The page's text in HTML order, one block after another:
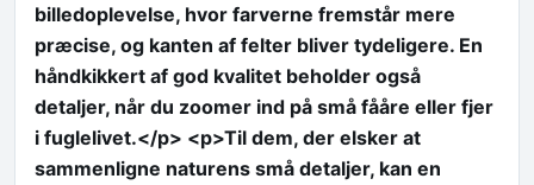
billedoplevelse, hvor farverne fremstår mere
præcise, og kanten af felter bliver tydeligere. En
håndkikkert af god kvalitet beholder også
detaljer, når du zoomer ind på små fååre eller fjer
i fuglelivet.</p> <p>Til dem, der elsker at
sammenligne naturens små detaljer, kan en